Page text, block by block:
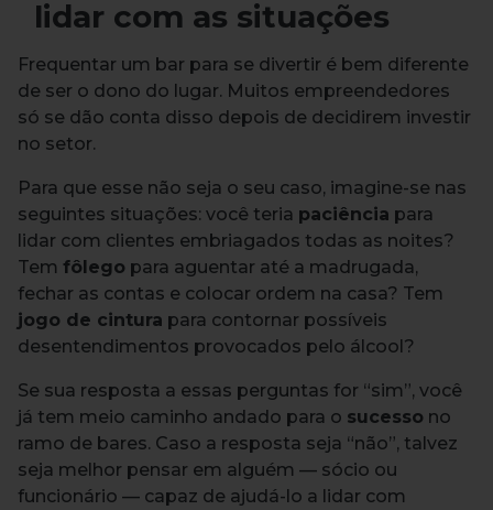
lidar com as situações
Frequentar um bar para se divertir é bem diferente
de ser o dono do lugar. Muitos empreendedores
só se dão conta disso depois de decidirem investir
no setor.
Para que esse não seja o seu caso, imagine-se nas
seguintes situações: você teria paciência para
lidar com clientes embriagados todas as noites?
Tem fôlego para aguentar até a madrugada,
fechar as contas e colocar ordem na casa? Tem
jogo de cintura para contornar possíveis
desentendimentos provocados pelo álcool?
Se sua resposta a essas perguntas for “sim”, você
já tem meio caminho andado para o sucesso no
ramo de bares. Caso a resposta seja “não”, talvez
seja melhor pensar em alguém — sócio ou
funcionário — capaz de ajudá-lo a lidar com